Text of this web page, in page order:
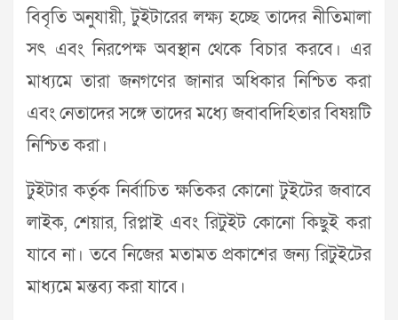
বিবৃতি অনুযায়ী, টুইটারের লক্ষ্য হচ্ছে তাদের নীতিমালা
সৎ এবং নিরপেক্ষ অবস্থান থেকে বিচার করবে। এর
মাধ্যমে তারা জনগণের জানার অধিকার নিশ্চিত করা
এবং নেতাদের সঙ্গে তাদের মধ্যে জবাবদিহিতার বিষয়টি
নিশ্চিত করা।
টুইটার কর্তৃক নির্বাচিত ক্ষতিকর কোনো টুইটের জবাবে
লাইক, শেয়ার, রিপ্লাই এবং রিটুইট কোনো কিছুই করা
যাবে না। তবে নিজের মতামত প্রকাশের জন্য রিটুইটের
মাধ্যমে মন্তব্য করা যাবে।